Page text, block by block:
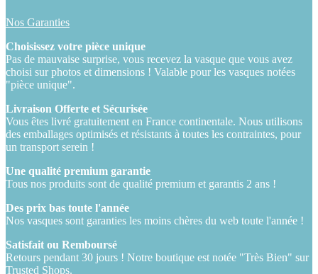
Nos Garanties
Choisissez votre pièce unique
Pas de mauvaise surprise, vous recevez la vasque que vous avez
choisi sur photos et dimensions ! Valable pour les vasques notées
"pièce unique".
Livraison Offerte et Sécurisée
Vous êtes livré gratuitement en France continentale. Nous utilisons
des emballages optimisés et résistants à toutes les contraintes, pour
un transport serein !
Une qualité premium garantie
Tous nos produits sont de qualité premium et garantis 2 ans !
Des prix bas toute l'année
Nos vasques sont garanties les moins chères du web toute l'année !
Satisfait ou Remboursé
Retours pendant 30 jours ! Notre boutique est notée "Très Bien" sur
Trusted Shops.